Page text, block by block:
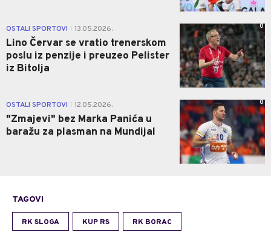
OSTALI SPORTOVI 13.05.2026.
Lino Červar se vratio trenerskom
poslu iz penzije i preuzeo Pelister
iz Bitolja
0
OSTALI SPORTOVI 12.05.2026.
"Zmajevi" bez Marka Panića u
baražu za plasman na Mundijal
0
TAGOVI
RK SLOGA KUP RS RK BORAC